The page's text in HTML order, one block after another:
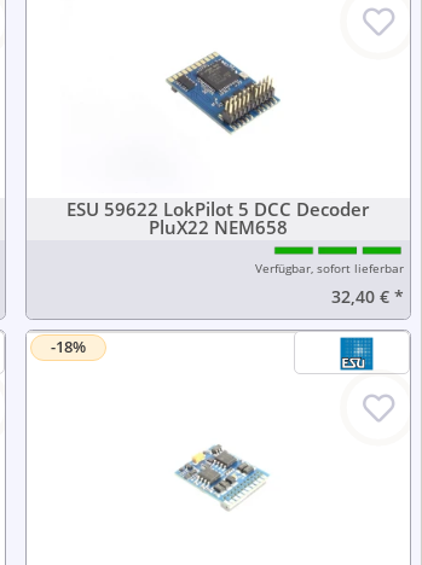
ESU 59622 LokPilot 5 DCC Decoder
PluX22 NEM658
Verfügbar, sofort lieferbar
32,40 €*
-18%